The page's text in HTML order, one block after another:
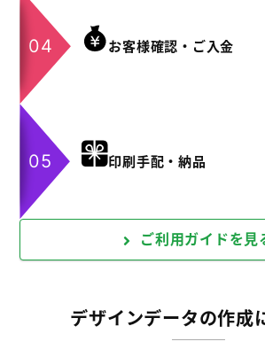
お客様確認・ご入金
印刷手配・納品
ご利用ガイドを見
デザインデータの作成